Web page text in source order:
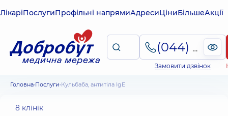
ЛікаріПослугиПрофільні напрямиАдресиЦіниБільшеАкції
(044) 495-2-888
Замовити дзвінок
Головна Послуги Кульбаба, антитіла IgE
8 клінік